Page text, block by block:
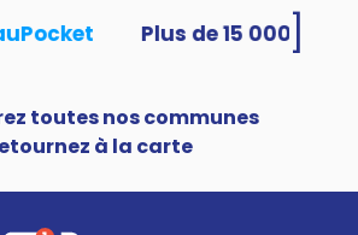
toutes nos communes
à la carte